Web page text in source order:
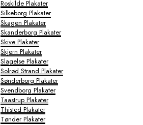
Roskilde Plakater
Silkeborg Plakater
Skagen Plakater
Skanderborg Plakater
Skive Plakater
Skjern Plakater
Slagelse Plakater
Solrød Strand Plakater
Sønderborg Plakater
Svendborg Plakater
Taastrup Plakater
Thisted Plakater
Tønder Plakater